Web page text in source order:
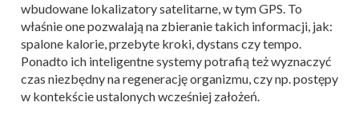
wbudowane lokalizatory satelitarne, w tym GPS. To
właśnie one pozwalają na zbieranie takich informacji, jak:
spalone kalorie, przebyte kroki, dystans czy tempo.
Ponadto ich inteligentne systemy potrafią też wyznaczyć
czas niezbędny na regenerację organizmu, czy np. postępy
w kontekście ustalonych wcześniej założeń.